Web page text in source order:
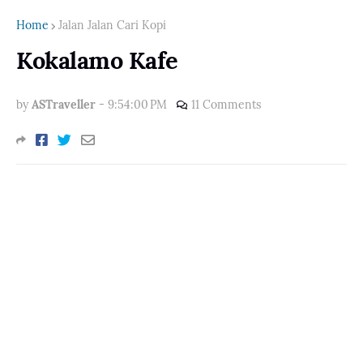
Home Jalan Jalan Cari Kopi
Kokalamo Kafe
by ASTraveller - 9:54:00 PM 11 Comments